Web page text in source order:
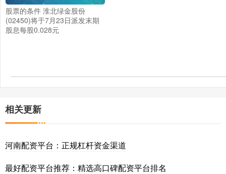
股票的条件 淮北绿金股份
(02450)将于7月23日派发末期
股息每股0.028元
相关更新
河南配资平台：正规杠杆资金渠道
最好配资平台推荐：精选高口碑配资平台排名